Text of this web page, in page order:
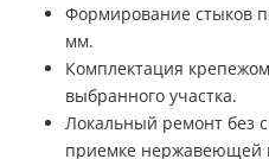
Формирование стыков
мм.
Комплектация
выбранного участка.
Локальный ремонт без
приемке нержавеющей